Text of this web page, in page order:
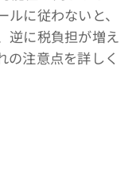
に従わないと、
逆に税負担が増え
の注意点を詳しく